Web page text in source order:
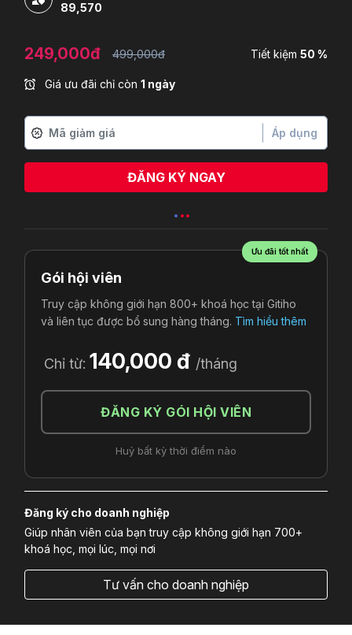
89,570
249,000đ 499,000đ Tiết kiệm 50 %
Giá ưu đãi chỉ còn 1 ngày
Áp dụng
ĐĂNG KÝ NGAY
Ưu đãi tốt nhất
Gói hội viên
Truy cập không giới hạn 800+ khoá học tại Gitiho
và liên tục được bổ sung hàng tháng. Tìm hiểu thêm
Chỉ từ: 140,000 đ /tháng
ĐĂNG KÝ GÓI HỘI VIÊN
Huỷ bất kỳ thời điểm nào
Đăng ký cho doanh nghiệp
Giúp nhân viên của bạn truy cập không giới hạn 700+
khoá học, mọi lúc, mọi nơi
Tư vấn cho doanh nghiệp